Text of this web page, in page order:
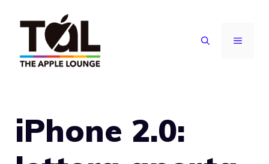
contenuto
MENU
iPhone 2.0: